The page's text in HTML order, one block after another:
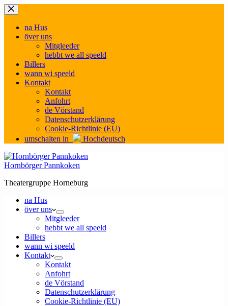
Zum
Inhalt
springenna Hus
över uns
Mitgleeder
hebbt we all speeld
Billers
wann wi speeld
Kontakt
Kontakt
Anfohrt
de Vörstand
Datenschutzerklärung
Cookie-Richtlinie (EU)
umschalten in
Hochdeutsch
Hornbörger Pannkoken
Theatergruppe Horneburg
na Hus
över uns
Mitgleeder
hebbt we all speeld
Billers
wann wi speeld
Kontakt
Kontakt
Anfohrt
de Vörstand
Datenschutzerklärung
Cookie-Richtlinie (EU)